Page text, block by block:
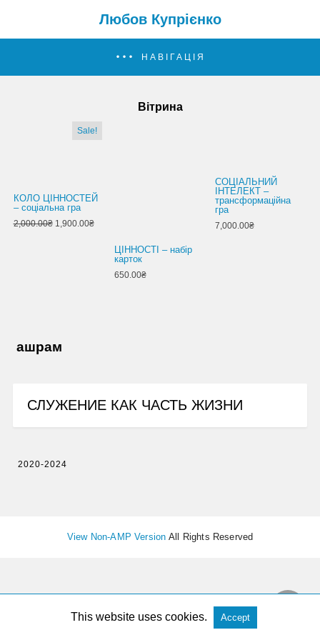
Любов Купрієнко
НАВІГАЦІЯ
Вітрина
Sale!
КОЛО ЦІННОСТЕЙ
– соціальна гра
2,000.00₴1,900.00₴
ЦІННОСТІ – набір
карток
650.00₴
СОЦІАЛЬНИЙ
ІНТЕЛЕКТ –
трансформаційна
гра
7,000.00₴
ашрам
СЛУЖЕНИЕ КАК ЧАСТЬ ЖИЗНИ
2020-2024
View Non-AMP Version All Rights Reserved
This website uses cookies. Accept